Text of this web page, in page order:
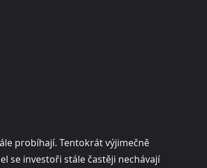
probíhají. Tentokrát výjimečně
se investoři stále častěji nechávají